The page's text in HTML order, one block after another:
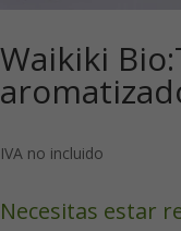
Waikiki
IVA no incluido
Necesitas estar